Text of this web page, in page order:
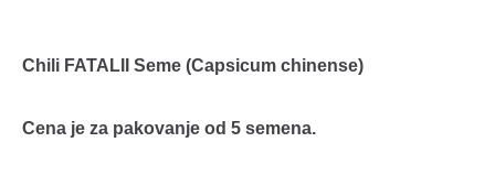
Chili FATALII Seme (Capsicum chinense)
Cena je za pakovanje od 5 semena.